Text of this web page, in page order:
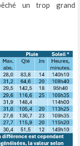
un trop grand